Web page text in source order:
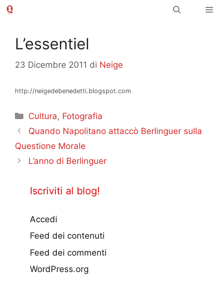
Vai
L’essentiel
23 Dicembre 2011 di Neige
http://neigedebenedetti.blogspot.com
Categorie
Cultura, Fotografia
Quando Napolitano attaccò Berlinguer sulla
Questione Morale
L’anno di Berlinguer
Iscriviti al blog!
Accedi
Feed dei contenuti
Feed dei commenti
WordPress.org